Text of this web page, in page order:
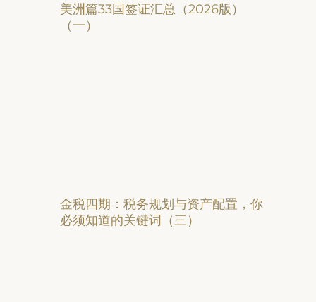
美洲篇33国签证汇总（2026版）
（一）
金税四期：税务规划与资产配置，你
必须知道的关键词（三）